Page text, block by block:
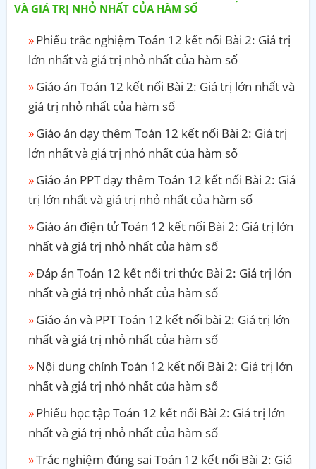
VÀ GIÁ TRỊ NHỎ NHẤT CỦA HÀM SỐ
Phiếu trắc nghiệm Toán 12 kết nối Bài 2: Giá trị
lớn nhất và giá trị nhỏ nhất của hàm số
Giáo án Toán 12 kết nối Bài 2: Giá trị lớn nhất và
giá trị nhỏ nhất của hàm số
Giáo án dạy thêm Toán 12 kết nối Bài 2: Giá trị
lớn nhất và giá trị nhỏ nhất của hàm số
Giáo án PPT dạy thêm Toán 12 kết nối Bài 2: Giá
trị lớn nhất và giá trị nhỏ nhất của hàm số
Giáo án điện tử Toán 12 kết nối Bài 2: Giá trị lớn
nhất và giá trị nhỏ nhất của hàm số
Đáp án Toán 12 kết nối tri thức Bài 2: Giá trị lớn
nhất và giá trị nhỏ nhất của hàm số
Giáo án và PPT Toán 12 kết nối bài 2: Giá trị lớn
nhất và giá trị nhỏ nhất của hàm số
Nội dung chính Toán 12 kết nối Bài 2: Giá trị lớn
nhất và giá trị nhỏ nhất của hàm số
Phiếu học tập Toán 12 kết nối Bài 2: Giá trị lớn
nhất và giá trị nhỏ nhất của hàm số
Trắc nghiệm đúng sai Toán 12 kết nối Bài 2: Giá